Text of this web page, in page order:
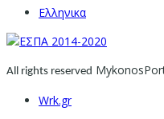
Ελληνικα
All rights reserved
Wrk.gr